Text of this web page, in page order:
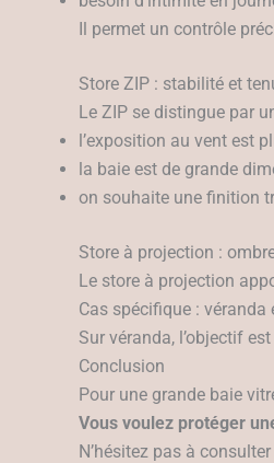
Il permet un contrôle
Store ZIP : stabilité et
Le ZIP se distingue par
l’exposition au vent est
la baie est de grande
on souhaite une finition
Store à projection :
Le store à projection
Cas spécifique : véranda
Sur véranda, l’objectif
Conclusion
Pour une grande baie
Vous voulez protéger
N’hésitez pas à